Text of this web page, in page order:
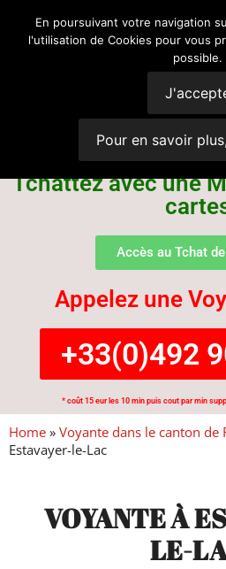
Tchattez avec une
Accès au Tchat
Appelez une
+33(0)492
* coût 15 eur les 10 min puis cout par min
Home » Voyante dans le canton de
Estavayer-le-Lac
VOYANTE À
LE-
En poursuivant votre navigation
l'utilisation de Cookies pour vous
possible.
Pour en savoir